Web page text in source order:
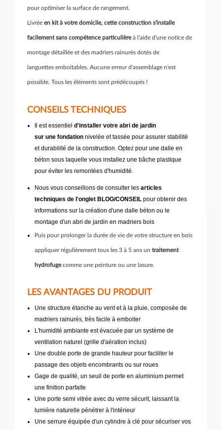
pour optimiser la surface de rangement.
Livrée en kit à votre domicile, cette construction s'installe
facilement sans compétence particulièreà l'aide d'une notice de
montage détaillée et des madriers rainurés dotés de
languettes emboitables. Aucune erreur d'assemblage n'est
possible. Tous les éléments sont prédécoupés !
CONSEILS TECHNIQUES
Il est essentiel d'installer votre abri de jardin
sur une fondation nivelée et tassée pour assurer stabilité
et durabilité de la construction. Optez pour une dalle en
béton sous laquelle vous installez une bâche plastique
pour éviter les remontées d'humidité.
Nous vous conseillons de consulter les articles
techniques de l'onglet BLOG/CONSEIL pour obtenir des
informations sur la création d'une dalle béton ou le
montage d'un abri de jardin en madriers bois
Puis pour prolonger la durée de vie de votre structure en bois
appliquer régulièrement tous les 3 à 5 ans un traitement
hydrofugecomme une peinture ou une lasure.
LES AVANTAGES DU PRODUIT
Une structure étanche au vent et à la pluie, composée de
madriers rainurés, très facile à emboiter
L'humidité ambiante est évacuée par un système de
ventilation naturel (grille d'aération inclus)
Une double porte de grande hauteur pour faciliter le
passage des objets encombrants ou sur roues
Gage de qualité, un seuil de porte en aluminium permet
une finition parfaite
Une porte semi vitrée avec du verre sécurit, laissant la
lumière naturelle pénétrer à l'intérieur
Une serrure équipée d'un cylindre à clé pour sécuriser vos